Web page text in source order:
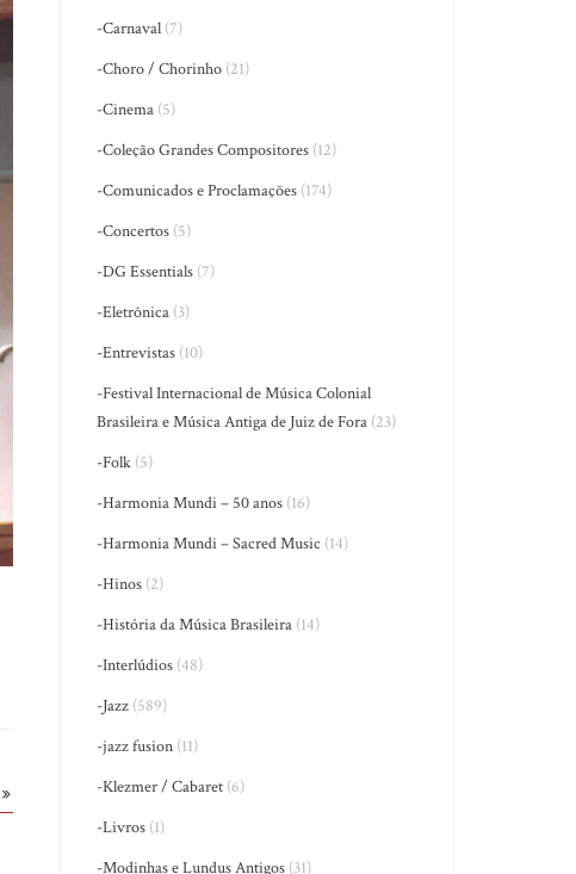
-Carnaval (7)
-Choro / Chorinho (21)
-Cinema (5)
-Coleção Grandes Compositores (12)
-Comunicados e Proclamações (174)
-Concertos (5)
-DG Essentials (7)
-Eletrônica (3)
-Entrevistas (10)
-Festival Internacional de Música Colonial
Brasileira e Música Antiga de Juiz de Fora (23)
-Folk (5)
-Harmonia Mundi – 50 anos (16)
-Harmonia Mundi – Sacred Music (14)
-Hinos (2)
-História da Música Brasileira (14)
-Interlúdios (48)
-Jazz (589)
-jazz fusion (11)
-Klezmer / Cabaret (6)
-Livros (1)
-Modinhas e Lundus Antigos (31)